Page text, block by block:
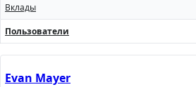
Вклады
Пользователи
Evan Mayer